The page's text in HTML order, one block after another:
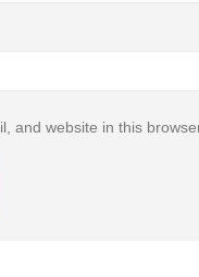
and website in this